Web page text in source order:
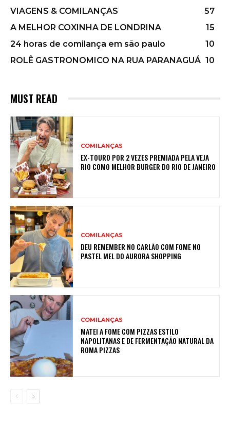
VIAGENS & COMILANÇAS
57
A MELHOR COXINHA DE LONDRINA
15
24 horas de comilança em são paulo
10
ROLÊ GASTRONOMICO NA RUA PARANAGUÁ 10
MUST READ
COMILANÇAS
EX-TOURO POR 2 VEZES PREMIADA PELA VEJA
RIO COMO MELHOR BURGER DO RIO DE JANEIRO
COMILANÇAS
DEU REMEMBER NO CARLÃO COM FOME NO
PASTEL MEL DO AURORA SHOPPING
COMILANÇAS
MATEI A FOME COM PIZZAS ESTILO
NAPOLITANAS E DE FERMENTAÇÃO NATURAL DA
ROMA PIZZAS